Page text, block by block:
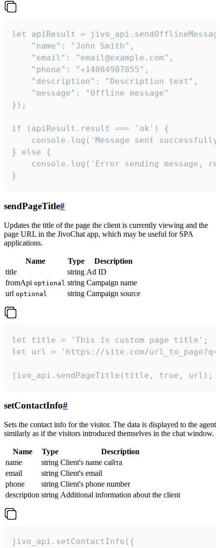
let apiResult =
    "name": "John Smith",
    "email": "email@example.com",
    "phone": "+14084987855",
    "description": "Description text",
    "message": "Offline message"
});
if (apiResult.result === 'ok') {
console.log('Message sent
} else {
console.log('Error sending message,
}
sendPageTitle#
Updates the title of the page the client is currently viewing and the
page URL in the JivoChat app, which may be useful for SPA
applications.
Name Type
Description
title
string Ad ID
fromApi optional string Campaign name
url optional string Campaign source
let title = 'This is custom page title';
let url = 'https://site.com/
jivo_api.sendPageTitle(title, true, url);
setContactInfo#
Sets the contact info for the visitor. The data is displayed to the agent
similarly as if the visitors introduced themselves in the chat window.
Name Type
Description
name
string Client's name сайта
email
string Client's email
phone
string Client's phone number
description string Additional information about the client
jivo_api.setContactInfo({